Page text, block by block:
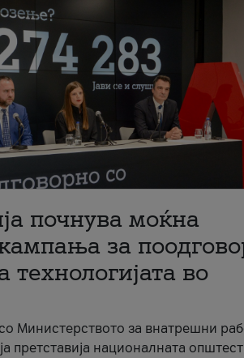
почнува моќна
за
технологијата во
Министерството за внатрешни
претставија националната